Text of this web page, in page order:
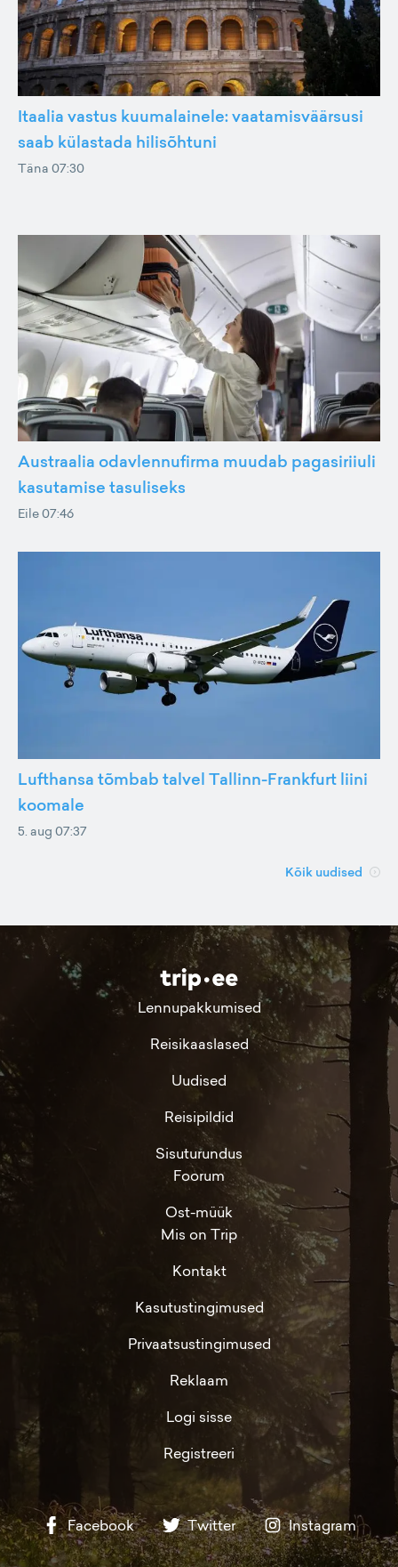
Itaalia vastus kuumalainele: vaatamisväärsusi
saab külastada hilisõhtuni
Täna 07:30
Austraalia odavlennufirma muudab pagasiriiuli
kasutamise tasuliseks
Eile 07:46
Lufthansa tõmbab talvel Tallinn-Frankfurt liini
koomale
5. aug 07:37
Kõik uudised
Lennupakkumised
Reisikaaslased
Uudised
Reisipildid
Sisuturundus
Foorum
Ost-müük
Mis on Trip
Kontakt
Kasutustingimused
Privaatsustingimused
Reklaam
Logi sisse
Registreeri
Facebook Twitter Instagram